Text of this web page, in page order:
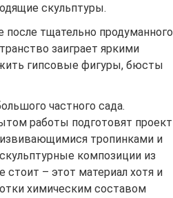
скульптуры.
тщательно продуманного
заиграет яркими
гипсовые фигуры, бюсты
частного сада.
работы подготовят проект
тропинками и
композиции из
стоит – этот материал хотя и
химическим составом